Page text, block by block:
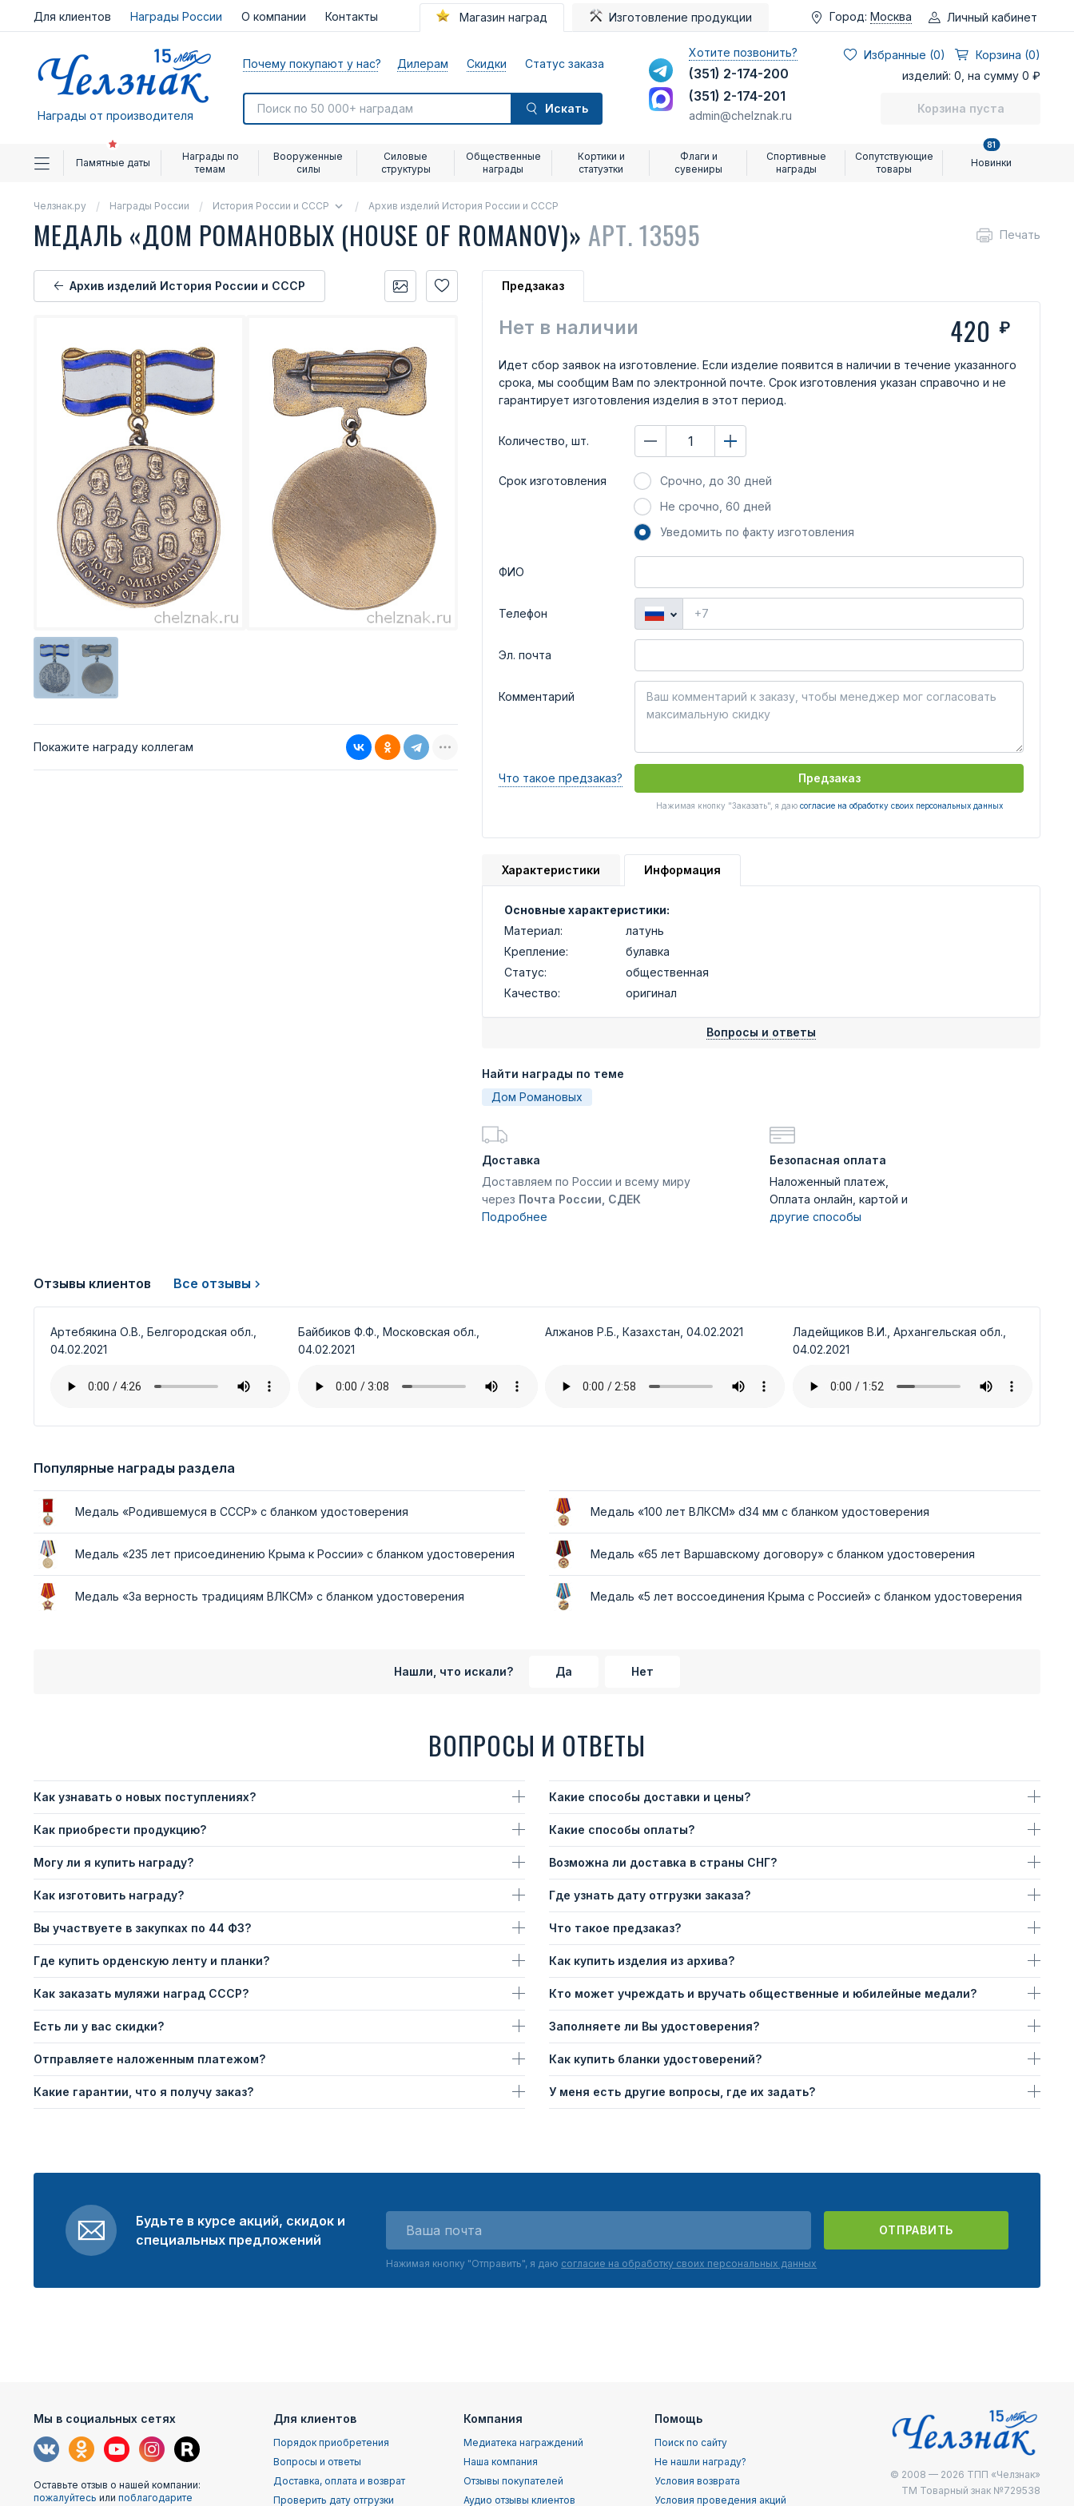
Для клиентов Награды России О компании Контакты Магазин наград Изготовление продукции Город: Москва Личный кабинет
Награды от производителя
Почему покупают у нас? Дилерам Скидки Статус заказа
Искать
Хотите позвонить?
(351) 2-174-200
(351) 2-174-201
admin@chelznak.ru
Избранные (0)
Корзина (0)
изделий: 0, на сумму 0 ₽
Корзина пуста
Памятные даты
Награды по
темам
Вооруженные
силы
Силовые
структуры
Общественные
награды
Кортики и
статуэтки
Флаги и
сувениры
Спортивные
награды
Сопутствующие
товары
Новинки
81
Челзнак.ру Награды России История России и СССР Архив изделий История России и СССР
МЕДАЛЬ «ДОМ РОМАНОВЫХ (HOUSE OF ROMANOV)» АРТ. 13595 Печать
Архив изделий История России и СССР
Покажите награду коллегам
Предзаказ
Нет в наличии 420 ₽
Идет сбор заявок на изготовление. Если изделие появится в наличии в течение указанного
срока, мы сообщим Вам по электронной почте. Срок изготовления указан справочно и не
гарантирует изготовления изделия в этот период.
Количество, шт.
Срок изготовления
Срочно, до 30 дней
Не срочно, 60 дней
Уведомить по факту изготовления
ФИО
Телефон
Эл. почта
Комментарий
Что такое предзаказ? Предзаказ
Нажимая кнопку "Заказать", я даю согласие на обработку своих персональных данных
Характеристики Информация
Основные характеристики:
Материал:
латунь
Крепление:
булавка
Статус:
общественная
Качество:
оригинал
Вопросы и ответы
Найти награды по теме
Дом Романовых
Доставка
Доставляем по России и всему миру
через Почта России, СДЕК
Подробнее
Безопасная оплата
Наложенный платеж,
Оплата онлайн, картой и
другие способы
Отзывы клиентов Все отзывы
Артебякина О.В., Белгородская обл.,
04.02.2021
Байбиков Ф.Ф., Московская обл.,
04.02.2021
Алжанов Р.Б., Казахстан, 04.02.2021
Ладейщиков В.И., Архангельская обл.,
04.02.2021
Популярные награды раздела
Медаль «Родившемуся в СССР» с бланком удостоверения Медаль «100 лет ВЛКСМ» d34 мм с бланком удостоверения
Медаль «235 лет присоединению Крыма к России» с бланком удостоверения Медаль «65 лет Варшавскому договору» с бланком удостоверения
Медаль «За верность традициям ВЛКСМ» с бланком удостоверения Медаль «5 лет воссоединения Крыма с Россией» с бланком удостоверения
Нашли, что искали? Да Нет
ВОПРОСЫ И ОТВЕТЫ
Как узнавать о новых поступлениях?
Как приобрести продукцию?
Могу ли я купить награду?
Как изготовить награду?
Вы участвуете в закупках по 44 ФЗ?
Где купить орденскую ленту и планки?
Как заказать муляжи наград СССР?
Есть ли у вас скидки?
Отправляете наложенным платежом?
Какие гарантии, что я получу заказ?
Какие способы доставки и цены?
Какие способы оплаты?
Возможна ли доставка в страны СНГ?
Где узнать дату отгрузки заказа?
Что такое предзаказ?
Как купить изделия из архива?
Кто может учреждать и вручать общественные и юбилейные медали?
Заполняете ли Вы удостоверения?
Как купить бланки удостоверений?
У меня есть другие вопросы, где их задать?
Будьте в курсе акций, скидок и
специальных предложений
ОТПРАВИТЬ
Нажимая кнопку "Отправить", я даю согласие на обработку своих персональных данных
Мы в социальных сетях
Оставьте отзыв о нашей компании:
пожалуйтесь или поблагодарите
Для клиентов
Порядок приобретения
Вопросы и ответы
Доставка, оплата и возврат
Проверить дату отгрузки
Компания
Медиатека награждений
Наша компания
Отзывы покупателей
Аудио отзывы клиентов
Помощь
Поиск по сайту
Не нашли награду?
Условия возврата
Условия проведения акций
© 2008 — 2026 ТПП «Челзнак»
ТМ Товарный знак №729538